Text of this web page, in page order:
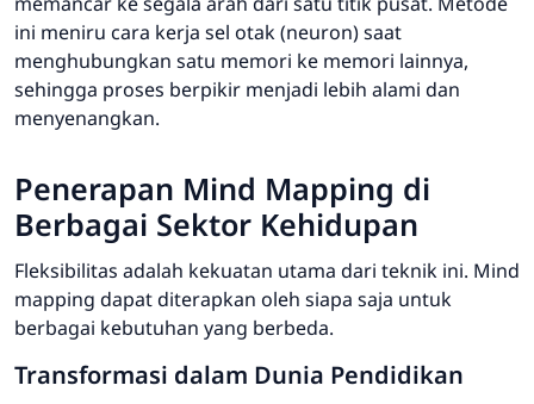
ini meniru cara kerja sel otak (neuron) saat
menghubungkan satu memori ke memori lainnya,
sehingga proses berpikir menjadi lebih alami dan
menyenangkan.
Penerapan Mind Mapping di
Berbagai Sektor Kehidupan
Fleksibilitas adalah kekuatan utama dari teknik ini. Mind
mapping dapat diterapkan oleh siapa saja untuk
berbagai kebutuhan yang berbeda.
Transformasi dalam Dunia Pendidikan